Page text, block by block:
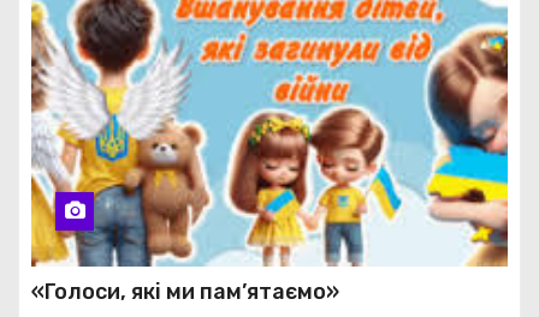
«Голоси, які ми пам’ятаємо»